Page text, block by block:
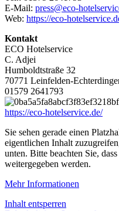
E-Mail: press@eco-
Web: https://eco-
Kontakt
ECO Hotelservice
C. Adjei
Humboldtstraße 32
70771 Leinfelden-
01579 2641793
https://eco-hotelservice.de/
Sie sehen gerade einen
eigentlichen Inhalt
unten. Bitte beachten Sie,
weitergegeben werden.
Mehr Informationen
Inhalt entsperren